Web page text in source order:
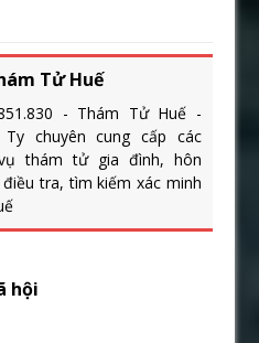
Tử Huế
- Thám Tử Huế -
Ty chuyên cung cấp các
thám tử gia đình, hôn
điều tra, tìm kiếm xác minh
hội